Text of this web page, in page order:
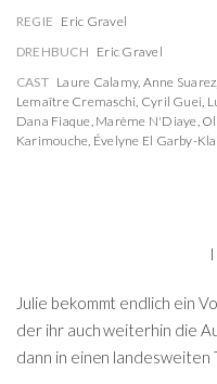
REGIE Eric Gravel
DREHBUCH Eric Gravel
CAST Laure Calamy, Anne Suarez,
Lemaître Cremaschi, Cyril Guei,
Dana Fiaque, Marème N'Diaye,
Karimouche, Évelyne El Garby-
Julie bekommt endlich ein
der ihr auch weiterhin die
dann in einen